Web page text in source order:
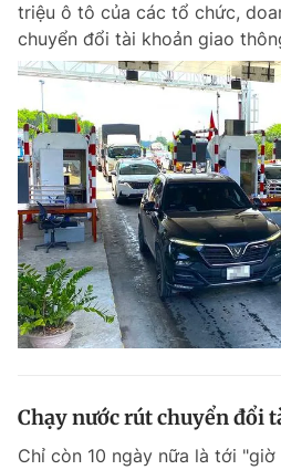
Đọc Thanh Niên trên điện thoại
Theo dõi báo trên
Hotline
0906 645 777
Liên
Đặt báo Quảng cáo RSS
Phó tổng biên tập: Lâm Hiếu Dũng
Phó tổng biên tập: Trần Việt Hưng
Tổng thư ký tòa soạn: Đức Trung
triệu ô tô của các tổ chức,
chuyển đổi tài khoản giao
Chạy nước rút chuyển đổi
Chỉ còn 10 ngày nữa là tới